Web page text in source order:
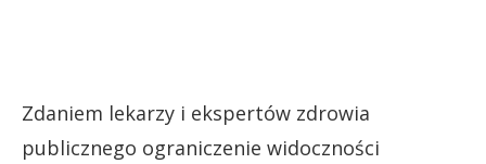
Zdaniem lekarzy i ekspertów zdrowia
publicznego ograniczenie widoczności